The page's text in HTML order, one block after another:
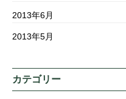
2013年6月
2013年5月
カテゴリー